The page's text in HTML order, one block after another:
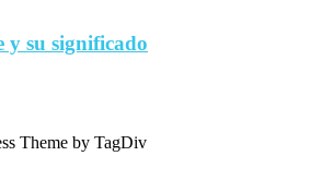
y su significado
Theme by TagDiv